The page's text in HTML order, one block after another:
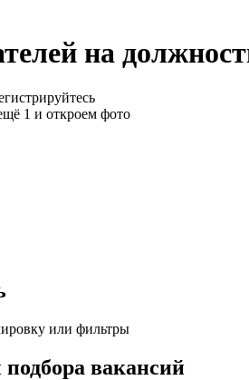
на
1 и откроем фото
или фильтры
вакансий